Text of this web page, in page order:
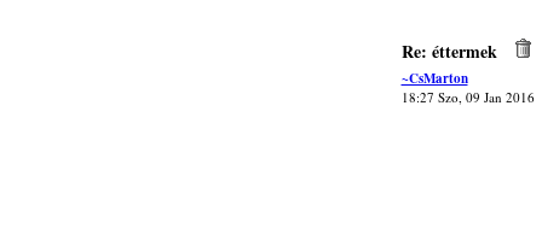
Re: éttermek
~CsMarton
18:27 Szo, 09 Jan 2016